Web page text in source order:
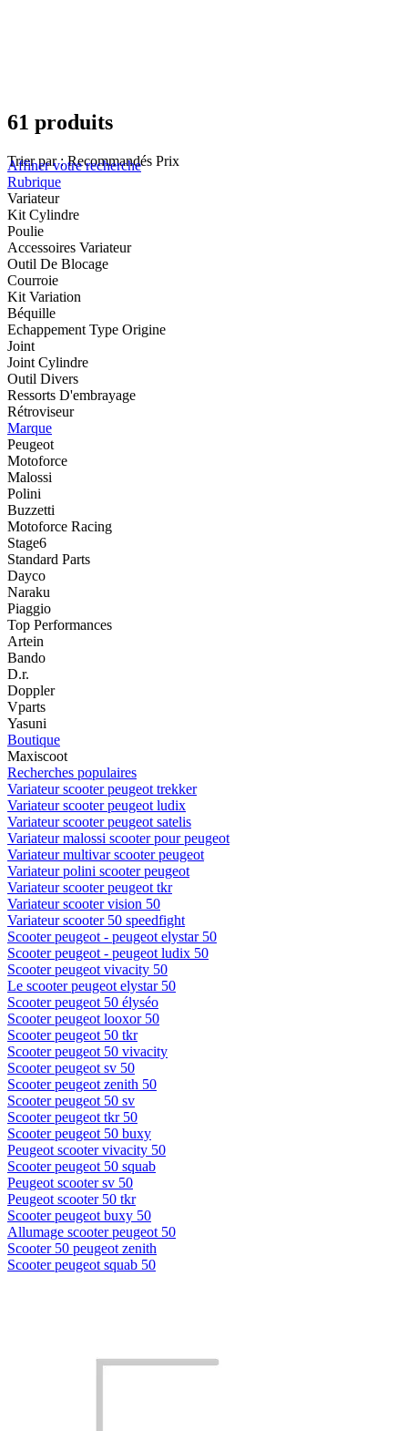
61 produits
Trier par : Recommandés Prix
Affiner votre recherche
Rubrique
Variateur
Kit Cylindre
Poulie
Accessoires Variateur
Outil De Blocage
Courroie
Kit Variation
Béquille
Echappement Type Origine
Joint
Joint Cylindre
Outil Divers
Ressorts D'embrayage
Rétroviseur
Marque
Peugeot
Motoforce
Malossi
Polini
Buzzetti
Motoforce Racing
Stage6
Standard Parts
Dayco
Naraku
Piaggio
Top Performances
Artein
Bando
D.r.
Doppler
Vparts
Yasuni
Boutique
Maxiscoot
Recherches populaires
Variateur scooter peugeot trekker
Variateur scooter peugeot ludix
Variateur scooter peugeot satelis
Variateur malossi scooter pour peugeot
Variateur multivar scooter peugeot
Variateur polini scooter peugeot
Variateur scooter peugeot tkr
Variateur scooter vision 50
Variateur scooter 50 speedfight
Scooter peugeot - peugeot elystar 50
Scooter peugeot - peugeot ludix 50
Scooter peugeot vivacity 50
Le scooter peugeot elystar 50
Scooter peugeot 50 élyséo
Scooter peugeot looxor 50
Scooter peugeot 50 tkr
Scooter peugeot 50 vivacity
Scooter peugeot sv 50
Scooter peugeot zenith 50
Scooter peugeot 50 sv
Scooter peugeot tkr 50
Scooter peugeot 50 buxy
Peugeot scooter vivacity 50
Scooter peugeot 50 squab
Peugeot scooter sv 50
Peugeot scooter 50 tkr
Scooter peugeot buxy 50
Allumage scooter peugeot 50
Scooter 50 peugeot zenith
Scooter peugeot squab 50